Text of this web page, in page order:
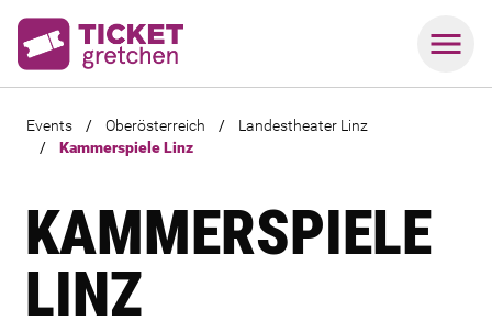
Events / Oberösterreich /
Landestheater Linz
/
Kammerspiele Linz
KAMMERSPIELE
LINZ